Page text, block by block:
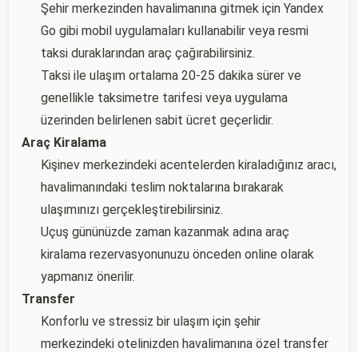
Şehir merkezinden havalimanına gitmek için Yandex
Go gibi mobil uygulamaları kullanabilir veya resmi
taksi duraklarından araç çağırabilirsiniz.
Taksi ile ulaşım ortalama 20-25 dakika sürer ve
genellikle taksimetre tarifesi veya uygulama
üzerinden belirlenen sabit ücret geçerlidir.
Araç Kiralama
Kişinev merkezindeki acentelerden kiraladığınız aracı,
havalimanındaki teslim noktalarına bırakarak
ulaşımınızı gerçekleştirebilirsiniz.
Uçuş gününüzde zaman kazanmak adına araç
kiralama rezervasyonunuzu önceden online olarak
yapmanız önerilir.
Transfer
Konforlu ve stressiz bir ulaşım için şehir
merkezindeki otelinizden havalimanına özel transfer